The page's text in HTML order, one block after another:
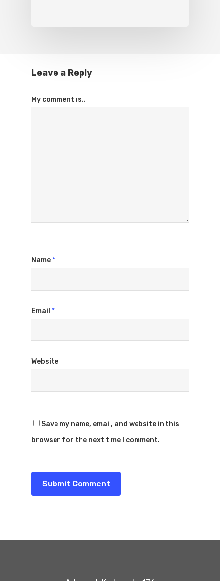
Leave a Reply
My comment is..
Name*
Email *
Website
Save my name, email, and website in this
browser for the next time I comment.